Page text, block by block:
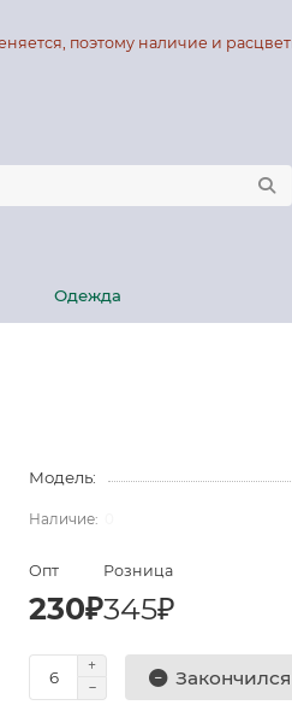
поэтому наличие и
Одежда
Модель:
Опт
230₽
Розница
345₽
Закончился